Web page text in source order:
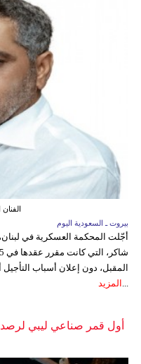
بيروت ـ السعودية اليوم
أجّلت المحكمة العسكرية في
المقبل، دون إعلان أسباب
... المزيد
أول قمر صناعي ليبي لرصد